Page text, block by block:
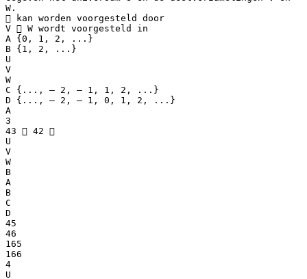
W.
 kan worden voorgesteld door
V  W wordt voorgesteld in
A {0, 1, 2, ...}
B {1, 2, ...}
U
V
W
C {..., – 2, – 1, 1, 2, ...}
D {..., – 2, – 1, 0, 1, 2, ...}
A
3
43  42 
U
V
W
B
A
B
C
D
45
46
165
166
4
U